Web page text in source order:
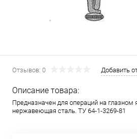
Отзывов: 0 Добавить
Описание товара:
Предназначен для операций на глазном
нержавеющая сталь. ТУ 64-1-3269-81